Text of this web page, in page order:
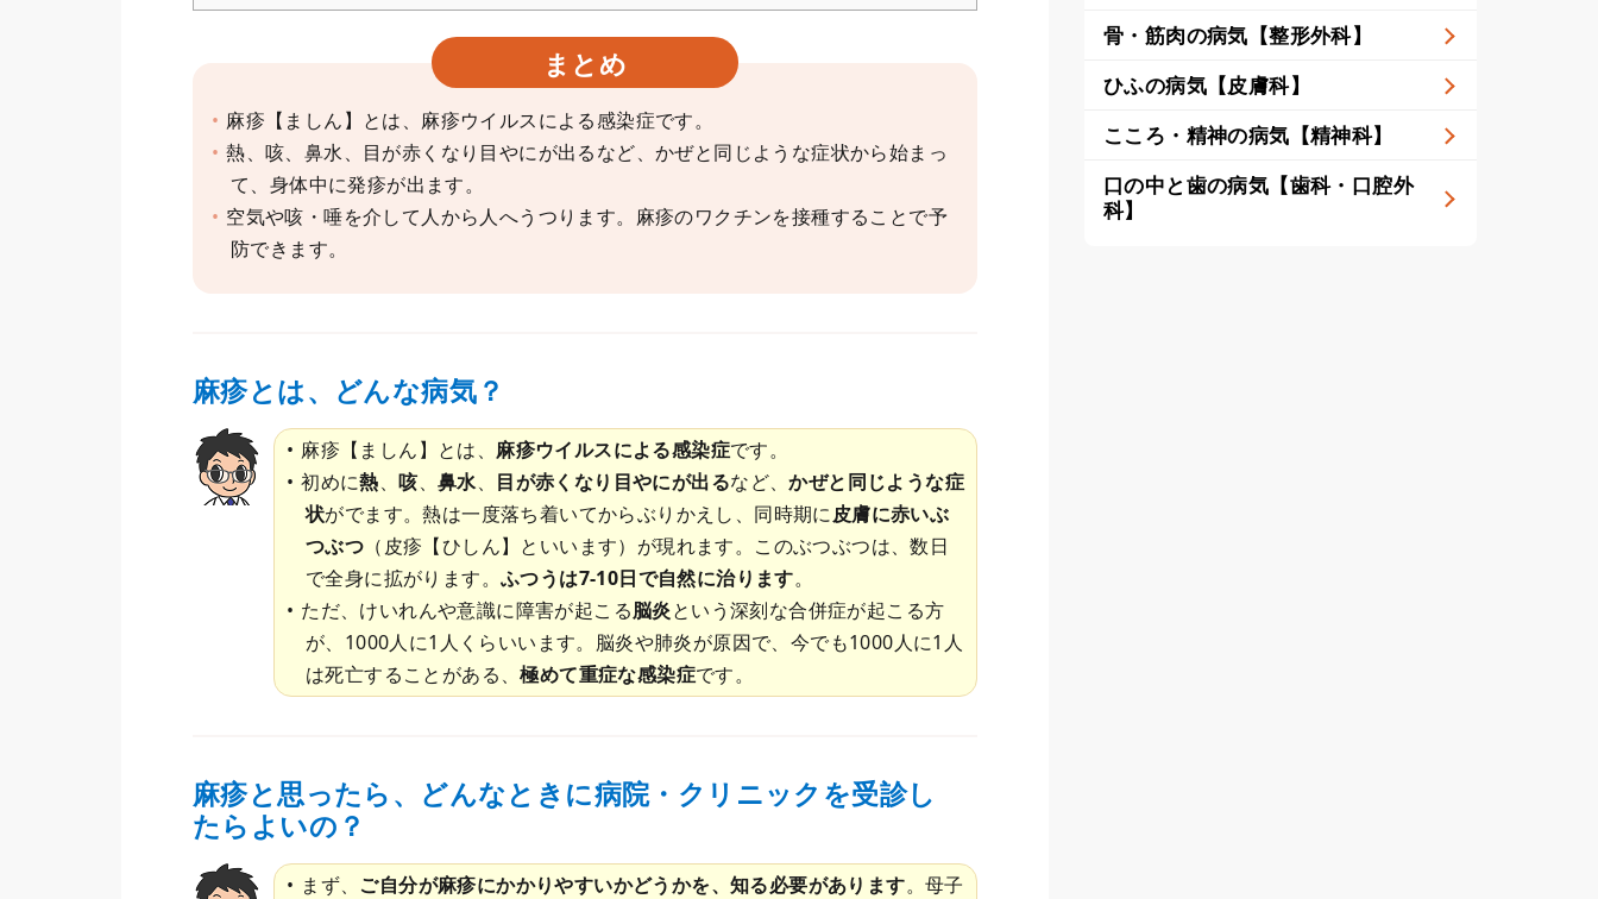
まとめ
麻疹【ましん】とは、麻疹ウイルスによる感染症です。
熱、咳、鼻水、目が赤くなり目やにが出るなど、かぜと同じような症状から始まっ
て、身体中に発疹が出ます。
空気や咳・唾を介して人から人へうつります。麻疹のワクチンを接種することで予
防できます。
麻疹とは、どんな病気？
麻疹【ましん】とは、 麻疹ウイルスによる感染症です。
初めに熱、咳、鼻水、 目が赤くなり目やにが出るなど、かぜと同じような症
状がでます。熱は一度落ち着いてからぶりかえし、同時期に皮膚に赤いぶ
つぶつ （皮疹【ひしん】といいます）が現れます。このぶつぶつは、数日
で全身に拡がります。 ふつうは7-10日で自然に治ります。
ただ、けいれんや意識に障害が起こる脳炎という深刻な合併症が起こる方
が、1000人に1人くらいいます。脳炎や肺炎が原因で、今でも1000人に1人
は死亡することがある、極めて重症な感染症です。
麻疹と思ったら、どんなときに病院・クリニックを受診し
たらよいの？
まず、 ご自分が麻疹にかかりやすいかどうかを、知る必要があります。母子
骨・筋肉の病気【整形外科】
ひふの病気【皮膚科】
こころ・精神の病気【精神科】
口の中と歯の病気【歯科・口腔外
科】